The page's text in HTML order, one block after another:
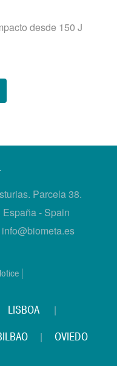
desde 150 J
Parcela 38.
- Spain
info@biometa.es
|
LISBOA |
| OVIEDO